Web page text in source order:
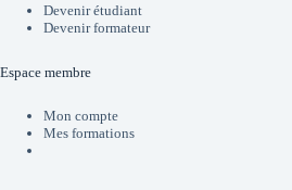
Devenir étudiant
Devenir formateur
Espace membre
Mon compte
Mes formations